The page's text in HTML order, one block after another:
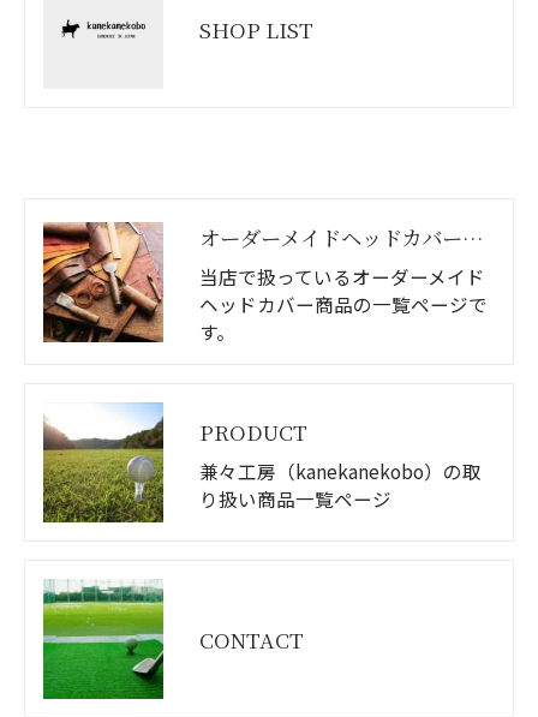
SHOP LIST
オーダーメイドヘッドカバー商品一覧
当店で扱っているオーダーメイド
ヘッドカバー商品の一覧ページで
す。
PRODUCT
兼々工房（kanekanekobo）の取
り扱い商品一覧ページ
CONTACT